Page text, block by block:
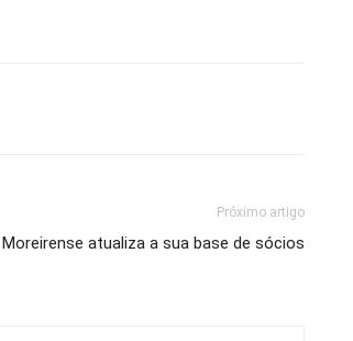
Próximo artigo
Moreirense atualiza a sua base de sócios